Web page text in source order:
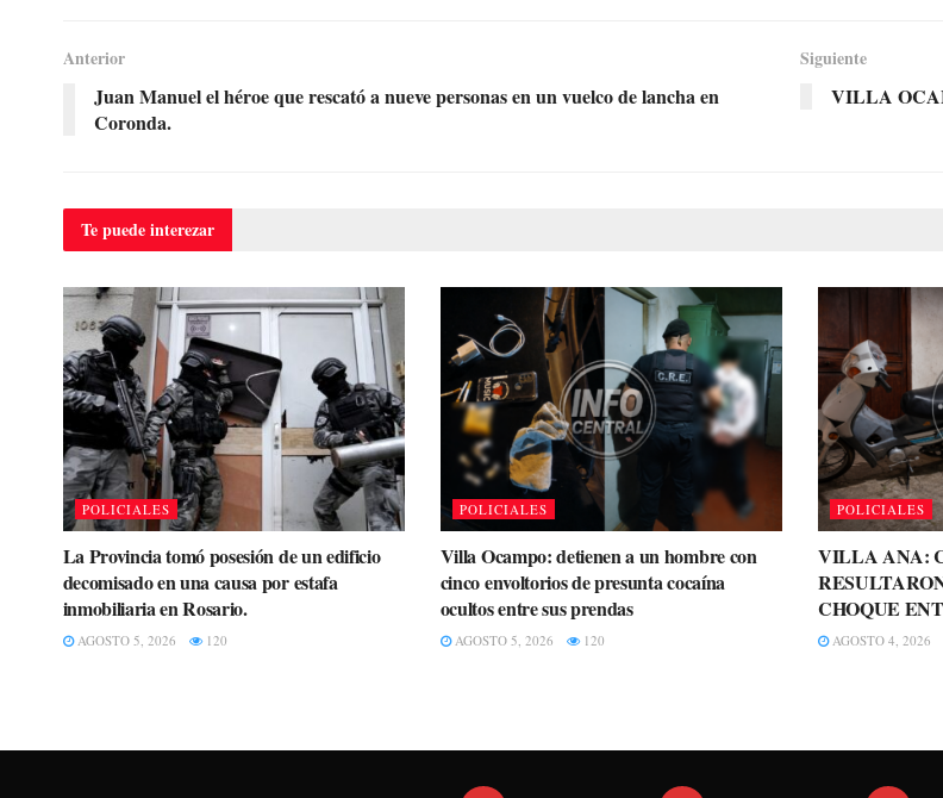
Anterior
Juan Manuel el héroe que rescató a nueve personas en un vuelco de lancha en
Coronda.
Siguiente
VILLA
Te puedeinterezar
POLICIALES
La Provincia tomó posesión de un edificio
decomisado en una causa por estafa
inmobiliaria en Rosario.
AGOSTO 5, 2026 120
POLICIALES
Villa Ocampo: detienen a un hombre con
cinco envoltorios de presunta cocaína
ocultos entre sus prendas
AGOSTO 5, 2026 120
POLICIALES
VILLA ANA:
CHOQUE
AGOSTO 4, 2026